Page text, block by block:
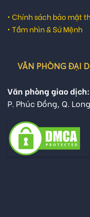
• Chính sách bảo mật
• Tầm nhìn & Sứ Mệnh
VĂN PHÒNG ĐẠI
Văn phòng giao dịch:
P. Phúc Đồng, Q.